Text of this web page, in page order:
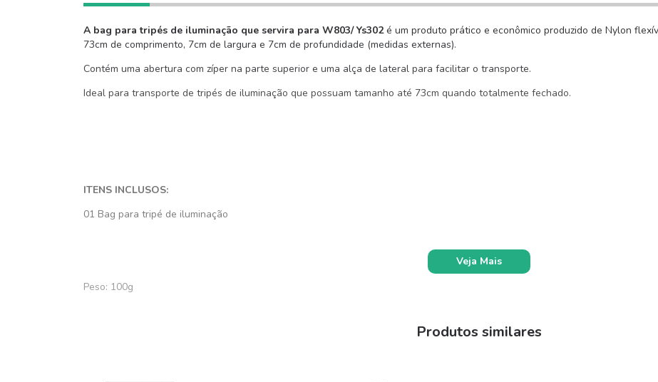
A bag para tripés de iluminação que servira para W803/ Ys302é um produto prático e econômico produzido de Nylon
73cm de comprimento, 7cm de largura e 7cm de profundidade (medidas externas).
Contém uma abertura com zíper na parte superior e uma alça de lateral para facilitar o transporte.
Ideal para transporte de tripés de iluminação que possuam tamanho até 73cm quando totalmente fechado.
ITENS INCLUSOS:
01 Bag para tripé de iluminação
Peso: 100g
Veja Mais
Produtos similares